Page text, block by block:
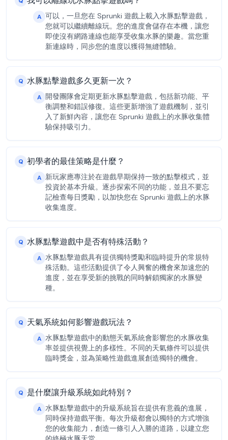
A 可以，一旦您在 Sprunki 遊戲上載入水豚點擊遊戲，
您就可以繼續離線玩。您的進度會儲存在本機，讓您
即使沒有網路連線也能享受收集水豚的樂趣。當您重
新連線時，同步您的進度以獲得無縫體驗。
Q 水豚點擊遊戲多久更新一次？
A 開發團隊會定期更新水豚點擊遊戲，包括新功能、平
衡調整和錯誤修復。這些更新增強了遊戲機制，並引
入了新鮮內容，讓您在 Sprunki 遊戲上的水豚收集體
驗保持吸引力。
Q 初學者的最佳策略是什麼？
A 新玩家應專注於在遊戲早期保持一致的點擊模式，並
投資於基本升級。逐步探索不同的功能，並且不要忘
記檢查每日獎勵，以加快您在 Sprunki 遊戲上的水豚
收集進度。
Q 水豚點擊遊戲中是否有特殊活動？
A 水豚點擊遊戲具有提供獨特獎勵和臨時提升的常規特
殊活動。這些活動提供了令人興奮的機會來加速您的
進度，並在享受新的挑戰的同時解鎖獨家的水豚變
種。
Q 天氣系統如何影響遊戲玩法？
A 水豚點擊遊戲中的動態天氣系統會影響您的水豚收集
率並提供視覺上的多樣性。不同的天氣條件可以提供
臨時獎金，並為策略性遊戲進展創造獨特的機會。
Q 是什麼讓升級系統如此特別？
A 水豚點擊遊戲中的升級系統旨在提供有意義的進展，
同時保持遊戲平衡。每次升級都會以獨特的方式增強
您的收集能力，創造一條引人入勝的道路，以建立您